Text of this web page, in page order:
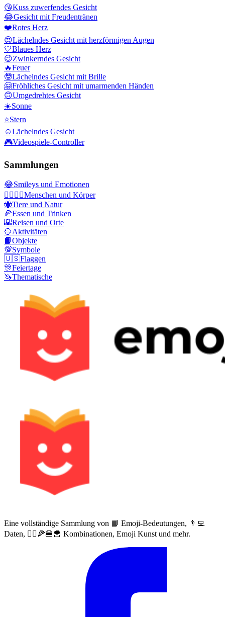
😘Kuss zuwerfendes Gesicht
😂Gesicht mit Freudentränen
❤️Rotes Herz
😍Lächelndes Gesicht mit herzförmigen Augen
💙Blaues Herz
😉Zwinkerndes Gesicht
🔥Feuer
🤓Lächelndes Gesicht mit Brille
🤗Fröhliches Gesicht mit umarmenden Händen
🙃Umgedrehtes Gesicht
☀️Sonne
⭐Stern
☺️Lächelndes Gesicht
🎮Videospiele-Controller
Sammlungen
😂Smileys und Emotionen
👩‍❤️‍💋‍👨Menschen und Körper
🐝Tiere und Natur
🍕Essen und Trinken
🌇Reisen und Orte
🥎Aktivitäten
📙Objekte
💯Symbole
🇺🇸Flaggen
🎊Feiertage
🦄Thematische
Eine vollständige Sammlung von 📙 Emoji-Bedeutungen, 👨‍💻
Daten, 🙅‍♀️🍕🍔🍟 Kombinationen, Emoji Kunst und mehr.